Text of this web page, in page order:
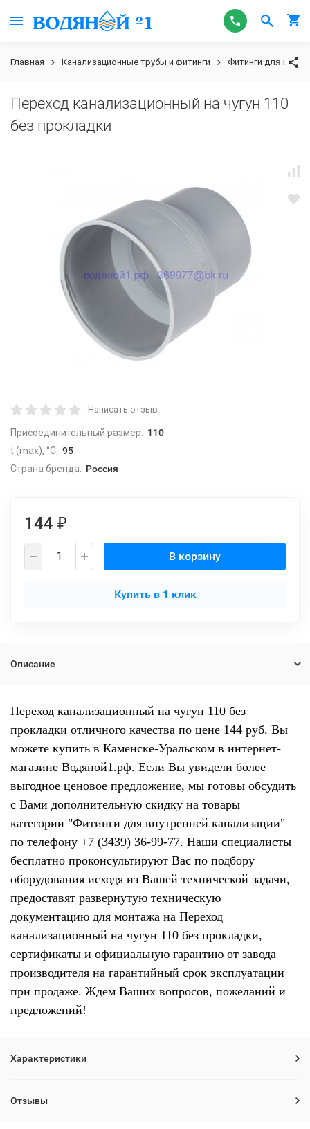
Главная Канализационные трубы и фитинги Фитинги для
Переход канализационный на чугун 110
без прокладки
Написать отзыв
Присоединительный размер: 110
t (max), °С: 95
Страна бренда: Россия
144 ₽
В корзину
Купить в 1 клик
Описание
Переход канализационный на чугун 110 без
прокладки отличного качества по цене 144 руб. Вы
можете купить в Каменске-Уральском в интернет-
магазине Водяной1.рф. Если Вы увидели более
выгодное ценовое предложение, мы готовы обсудить
с Вами дополнительную скидку на товары
категории "Фитинги для внутренней канализации"
по телефону +7 (3439) 36-99-77. Наши специалисты
бесплатно проконсультируют Вас по подбору
оборудования исходя из Вашей технической задачи,
предоставят развернутую техническую
документацию для монтажа на Переход
канализационный на чугун 110 без прокладки,
сертификаты и официальную гарантию от завода
производителя на гарантийный срок эксплуатации
при продаже. Ждем Ваших вопросов, пожеланий и
предложений!
Характеристики
Отзывы